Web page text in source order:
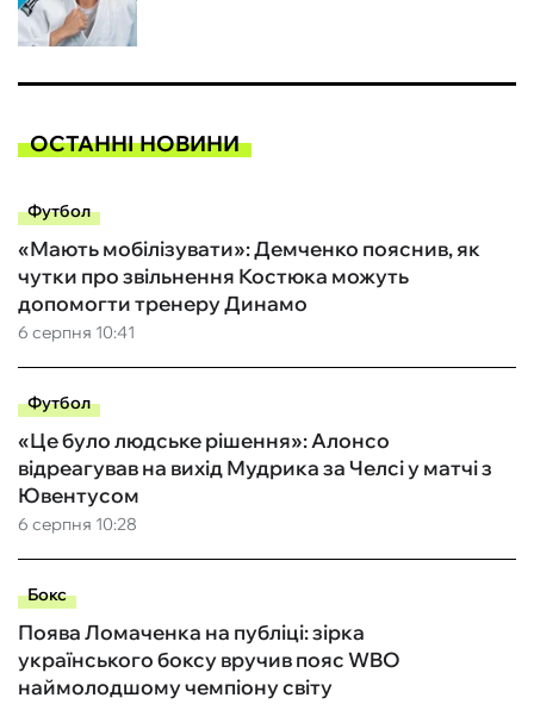
ОСТАННІ НОВИНИ
Футбол
6 серпня 10:41
«Мають мобілізувати»: Демченко пояснив, як
чутки про звільнення Костюка можуть
допомогти тренеру Динамо
Футбол
6 серпня 10:28
«Це було людське рішення»: Алонсо
відреагував на вихід Мудрика за Челсі у матчі з
Ювентусом
Бокс
Поява Ломаченка на публіці: зірка
українського боксу вручив пояс WBO
наймолодшому чемпіону світу